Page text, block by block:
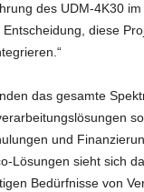
des UDM-4K30
diese
das gesamte
und
Lösungen sieht sich
Bedürfnisse von